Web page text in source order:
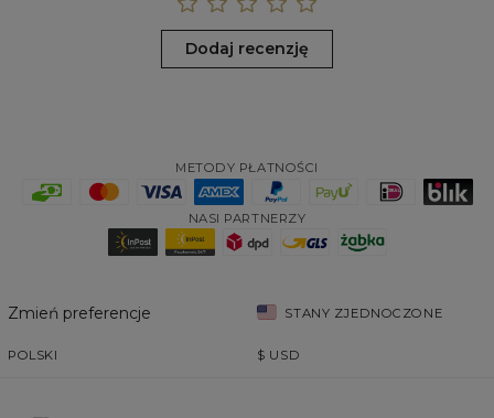
Dodaj recenzję
METODY PŁATNOŚCI
NASI PARTNERZY
Zmień preferencje STANY ZJEDNOCZONE
POLSKI $ USD